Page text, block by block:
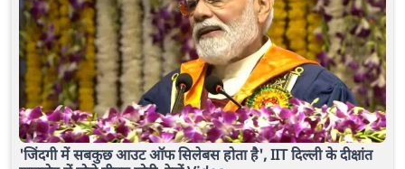
'जिंदगी में सबकुछ आउट ऑफ सिलेबस होता है', IIT दिल्ली के दीक्षांत